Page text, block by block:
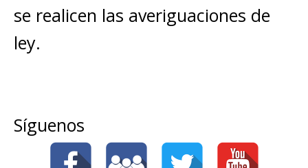
se realicen las averiguaciones de
ley.
Síguenos